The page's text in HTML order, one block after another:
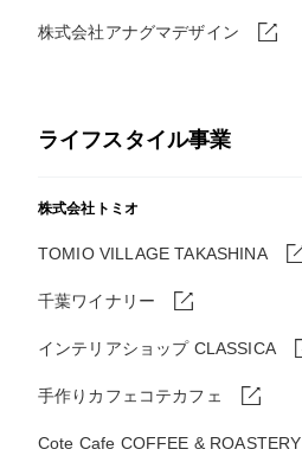
株式会社アナグマデザイン
ライフスタイル事業
株式会社トミオ
TOMIO VILLAGE TAKASHINA
千葉ワイナリー
インテリアショップ CLASSICA
手作りカフェコテカフェ
Cote Cafe COFFEE & ROASTERY